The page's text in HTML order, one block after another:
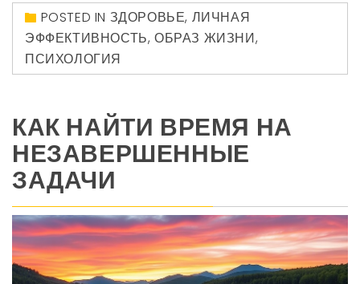
POSTED IN ЗДОРОВЬЕ, ЛИЧНАЯ
ЭФФЕКТИВНОСТЬ,ОБРАЗ ЖИЗНИ,
ПСИХОЛОГИЯ
КАК НАЙТИ ВРЕМЯ НА
НЕЗАВЕРШЕННЫЕ
ЗАДАЧИ